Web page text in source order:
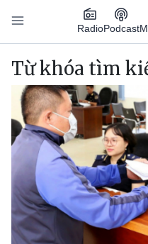
Nhảy đến nội dung
RadioPodcast
Main navigation
Từ khóa tìm